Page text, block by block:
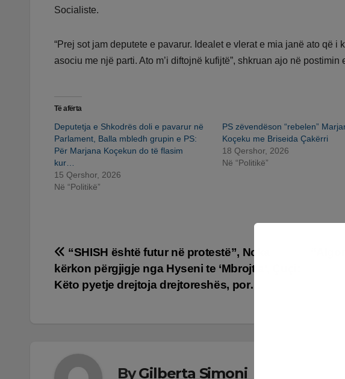
Socialiste.
“Prej sot jam deputete e pavarur. Idealet e vlerat e mia janë ato që i
asociu me një parti. Ato m’i diftojnë kufijtë”, shkruan ajo në postimin
Të afërta
Deputetja e Shkodrës doli e pavarur në
Parlament, Balla mbledh grupin e PS:
Për Marjana Koçekun do të flasim
kur…
15 Qershor, 2026
Në “Politikë”
PS zëvendëson “rebelen”
Koçeku me Briseida Çakërri
18 Qershor, 2026
Në “Politikë”
Lëvizje
te
“SHISH është futur në protestë”, Noka
kërkon përgjigje nga Hyseni te ‘Mbrojtja’, Çuçi:
Këto pyetje drejtoja drejtoreshës, por…
ByGilberta Simoni